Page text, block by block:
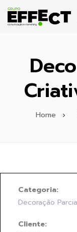
Home
Categoria:
Decoração
Cliente: